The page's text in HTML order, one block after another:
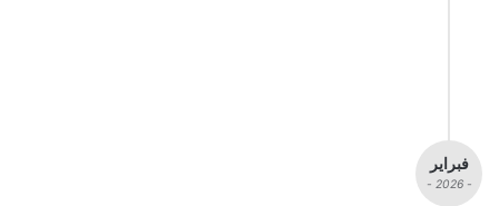
فبراير
- 2026 -